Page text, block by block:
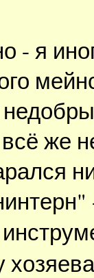
- я
же